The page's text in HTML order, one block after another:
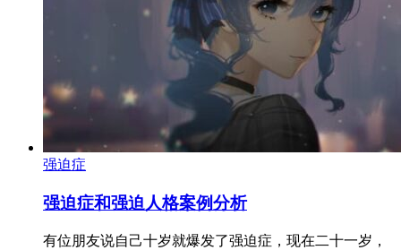
强迫症
强迫症和强迫人格案例分析
有位朋友说自己十岁就爆发了强迫症，现在二十一岁，